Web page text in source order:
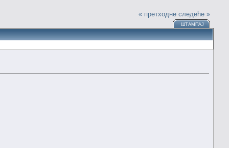
« претходне следеће »
ШТАМПАЈ